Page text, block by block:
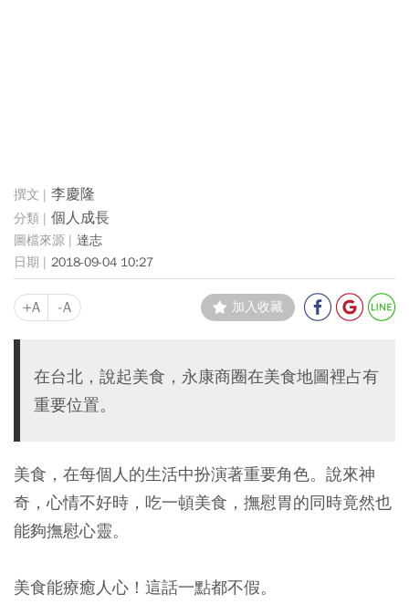
李慶隆
個人成長
達志
2018-09-04 10:27
+A -A 加入收藏
在台北，說起美食，永康商圈在美食地圖裡占有
重要位置。
美食，在每個人的生活中扮演著重要角色。說來神
奇，心情不好時，吃一頓美食，撫慰胃的同時竟然也
能夠撫慰心靈。
美食能療癒人心！這話一點都不假。